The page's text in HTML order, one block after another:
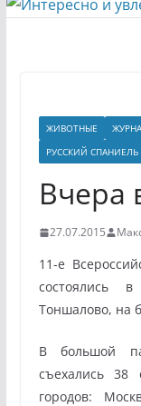
ЖИВОТНЫЕ
РУССКИЙ СПАНИЕЛЬ
Вчера
27.07.2015
11-е
состоялись
Тоншалово, на
В большой
съехались 38
городов: